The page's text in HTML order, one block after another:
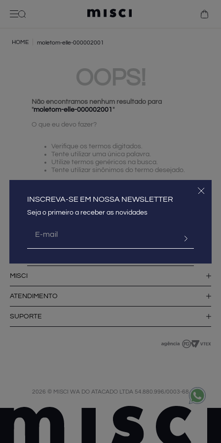
INSCREVA-SE EM NOSSA NEWSLETTER
moletom-elle-000002001
OOPS!
Não encontramos nenhum resultado para
"moletom-elle-000002001 "
O que eu devo fazer?
Verifique os termos digitados.
Tente utilizar uma única palavra.
Utilize termos genéricos na busca.
Tente utilizar sinônimos do termo desejado.
MISCI
ATENDIMENTO
SUPORTE
INSCREVA-SE EM NOSSA NEWSLETTER
2026 © MISCI WA DO ATACADO LTDA 54.880.996/0003-68
camisa